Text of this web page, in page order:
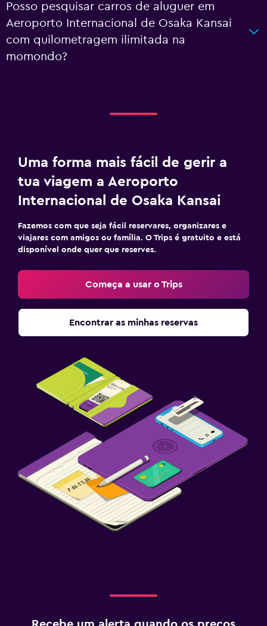
Posso pesquisar carros de aluguer em
Aeroporto Internacional de Osaka Kansai
com quilometragem ilimitada na
momondo?
Uma forma mais fácil de gerir a
tua viagem a Aeroporto
Internacional de Osaka Kansai
Fazemos com que seja fácil reservares, organizares e
viajares com amigos ou família. O Trips é gratuito e está
disponível onde quer que reserves.
Começa a usar o Trips
Encontrar as minhas reservas